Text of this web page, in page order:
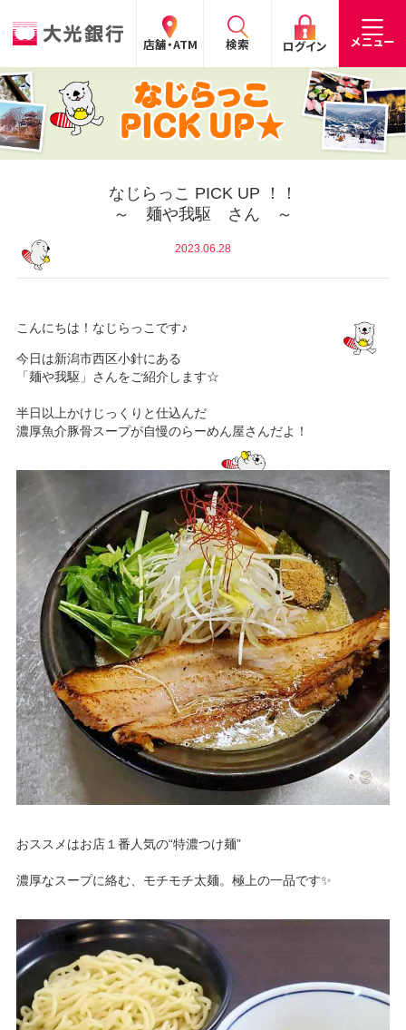
店舗・ATM 検索 ログイン メニュー
閉じる
手数料 預金金利 お問合わせ
お客さま
法人の
お客さま
企業・
IR情報
閉じる
個人のお客さま
たいこうパーソナルe-バンキング
サービスのご案内 ログイン
デビット会員用 Web
サービスのご案内
ログイン
たいこうNavi
（たいこうNaviをご利用のお客さま向け）
サービスのご案内 ログイン（※）
※たいこうNaviはウェルスナビ株式会社が提供するサービスです。
これより先のページは、ウェルスナビ株式会社が運営するサイトとなりま
す。
法人のお客さま
たいこうオフィスe-バンキング
サービスのご案内
NBセンター
たいこうでんさいサービス
（電子債権をご利用のお客さま向け）
サービスのご案内
閉じる
なじらっこ PICK UP ！！
～ 麺や我駆 さん ～
2023.06.28
こんにちは！なじらっこです♪
今日は新潟市西区小針にある
「麺や我駆」さんをご紹介します☆
半日以上かけじっくりと仕込んだ
濃厚魚介豚骨スープが自慢のらーめん屋さんだよ！
おススメはお店１番人気の“特濃つけ麺”
濃厚なスープに絡む、モチモチ太麺。極上の一品です✨